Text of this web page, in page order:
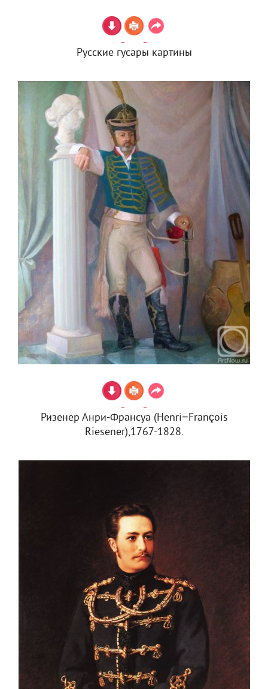
Русские гусары картины
Ризенер Анри-Франсуа (Henri−François
Riesener),1767-1828.